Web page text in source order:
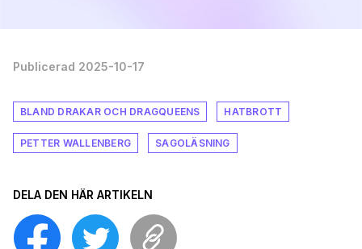
Publicerad 2025-10-17
BLAND DRAKAR OCH DRAGQUEENS HATBROTT
PETTER WALLENBERG SAGOLÄSNING
DELA DEN HÄR ARTIKELN